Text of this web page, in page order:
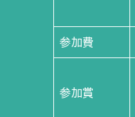
参加費
参加賞